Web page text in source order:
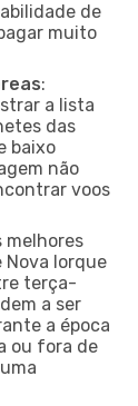
de
muito
:
a lista
das
baixo
não
voos
melhores
Nova Iorque
terça-
a ser
a época
ou fora de